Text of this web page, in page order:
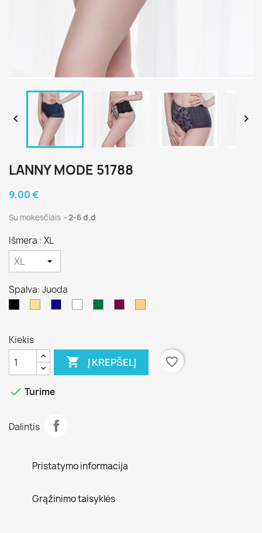
 
LANNY MODE 51788
9,00 €
Su mokesčiais 2-6 d.d
Išmera : XL
Spalva: Juoda
Kiekis
 Į KREPŠELĮ favorite_border
 Turime
Dalintis
Pristatymo informacija
Grąžinimo taisyklės